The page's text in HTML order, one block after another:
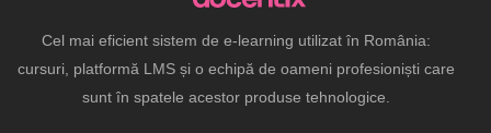
Cel mai eficient sistem de e-learning utilizat în România:
cursuri, platformă LMS și o echipă de oameni profesioniști care
sunt în spatele acestor produse tehnologice.